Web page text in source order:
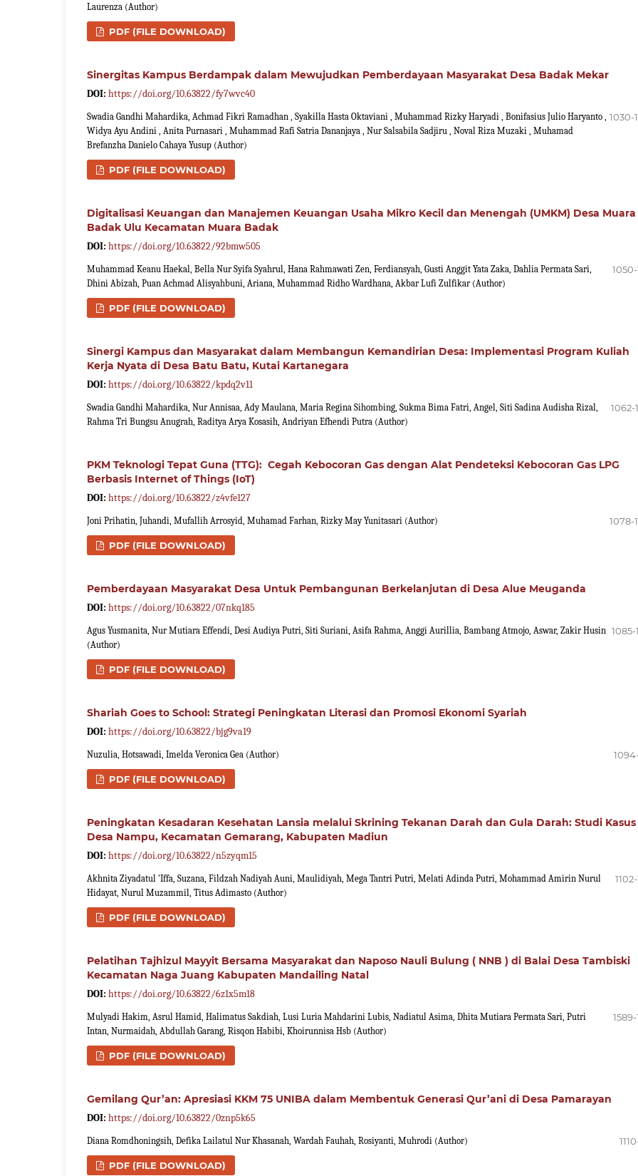
Laurenza (Author)
PDF (FILE DOWNLOAD)
Sinergitas Kampus Berdampak dalam Mewujudkan Pemberdayaan Masyarakat Desa Badak Mekar
DOI: https://doi.org/10.63822/fy7wvc40
Swadia Gandhi Mahardika, Achmad Fikri Ramadhan , Syakilla Hasta Oktaviani , Muhammad Rizky Haryadi , Bonifasius Julio Haryanto ,
Widya Ayu Andini , Anita Purnasari , Muhammad Rafi Satria Dananjaya , Nur Salsabila Sadjiru , Noval Riza Muzaki , Muhamad
Brefanzha Danielo Cahaya Yusup (Author)
1030-
PDF (FILE DOWNLOAD)
Digitalisasi Keuangan dan Manajemen Keuangan Usaha Mikro Kecil dan Menengah (UMKM) Desa Muara
Badak Ulu Kecamatan Muara Badak
DOI: https://doi.org/10.63822/92bmw505
Muhammad Keanu Haekal, Bella Nur Syifa Syahrul, Hana Rahmawati Zen, Ferdiansyah, Gusti Anggit Yata Zaka, Dahlia Permata Sari,
Dhini Abizah, Puan Achmad Alisyahbuni, Ariana, Muhammad Ridho Wardhana, Akbar Lufi Zulfikar (Author)
1050-
PDF (FILE DOWNLOAD)
Sinergi Kampus dan Masyarakat dalam Membangun Kemandirian Desa: Implementasi Program Kuliah
Kerja Nyata di Desa Batu Batu, Kutai Kartanegara
DOI: https://doi.org/10.63822/kpdq2v11
Swadia Gandhi Mahardika, Nur Annisaa, Ady Maulana, Maria Regina Sihombing, Sukma Bima Fatri, Angel, Siti Sadina Audisha Rizal,
Rahma Tri Bungsu Anugrah, Raditya Arya Kosasih, Andriyan Efhendi Putra (Author)
1062-
PKM Teknologi Tepat Guna (TTG): Cegah Kebocoran Gas dengan Alat Pendeteksi Kebocoran Gas LPG
Berbasis Internet of Things (IoT)
DOI: https://doi.org/10.63822/z4vfe127
Joni Prihatin, Juhandi, Mufallih Arrosyid, Muhamad Farhan, Rizky May Yunitasari (Author) 1078-
PDF (FILE DOWNLOAD)
Pemberdayaan Masyarakat Desa Untuk Pembangunan Berkelanjutan di Desa Alue Meuganda
DOI: https://doi.org/10.63822/07nkq185
Agus Yusmanita, Nur Mutiara Effendi, Desi Audiya Putri, Siti Suriani, Asifa Rahma, Anggi Aurillia, Bambang Atmojo, Aswar, Zakir Husin
(Author)
1085-
PDF (FILE DOWNLOAD)
Shariah Goes to School: Strategi Peningkatan Literasi dan Promosi Ekonomi Syariah
DOI: https://doi.org/10.63822/bjg9va19
Nuzulia, Hotsawadi, Imelda Veronica Gea (Author)
PDF (FILE DOWNLOAD)
Peningkatan Kesadaran Kesehatan Lansia melalui Skrining Tekanan Darah dan Gula Darah: Studi
Desa Nampu, Kecamatan Gemarang, Kabupaten Madiun
DOI: https://doi.org/10.63822/n5zyqm15
Akhnita Ziyadatul 'Iffa, Suzana, Fildzah Nadiyah Auni, Maulidiyah, Mega Tantri Putri, Melati Adinda Putri, Mohammad Amirin Nurul
Hidayat, Nurul Muzammil, Titus Adimasto (Author)
PDF (FILE DOWNLOAD)
Pelatihan Tajhizul Mayyit Bersama Masyarakat dan Naposo Nauli Bulung ( NNB ) di Balai Desa Tambiski
Kecamatan Naga Juang Kabupaten Mandailing Natal
DOI: https://doi.org/10.63822/6z1x5m18
Mulyadi Hakim, Asrul Hamid, Halimatus Sakdiah, Lusi Luria Mahdarini Lubis, Nadiatul Asima, Dhita Mutiara Permata Sari, Putri
Intan, Nurmaidah, Abdullah Garang, Risqon Habibi, Khoirunnisa Hsb (Author)
PDF (FILE DOWNLOAD)
Gemilang Qur’an: Apresiasi KKM 75 UNIBA dalam Membentuk Generasi Qur’ani di Desa Pamarayan
DOI: https://doi.org/10.63822/0znp5k65
Diana Romdhoningsih, Defika Lailatul Nur Khasanah, Wardah Fauhah, Rosiyanti, Muhrodi (Author)
PDF (FILE DOWNLOAD)